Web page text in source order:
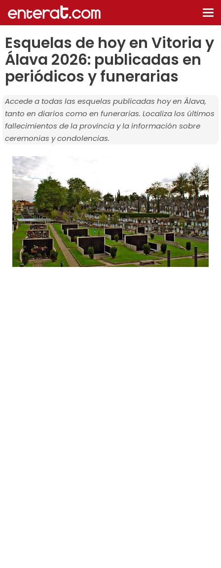
Esquelas de hoy en Vitoria y
Álava 2026: publicadas en
periódicos y funerarias
Accede a todas las esquelas publicadas hoy en Álava,
tanto en diarios como en funerarias. Localiza los últimos
fallecimientos de la provincia y la información sobre
ceremonias y condolencias.